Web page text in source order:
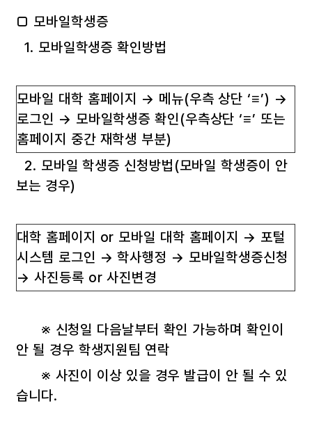
□ 모바일학생증
1. 모바일학생증 확인방법
모바일 대학 홈페이지 → 메뉴(우측 상단 ‘≡’) →
로그인 → 모바일학생증 확인(우측상단 ‘≡’ 또는
홈페이지 중간 재학생 부분)
2. 모바일 학생증 신청방법(모바일 학생증이 안
보는 경우)
대학 홈페이지 or 모바일 대학 홈페이지 → 포털
시스템 로그인 → 학사행정 → 모바일학생증신청
→ 사진등록 or 사진변경
※ 신청일 다음날부터 확인 가능하며 확인이
안 될 경우 학생지원팀 연락
※ 사진이 이상 있을 경우 발급이 안 될 수 있
습니다.